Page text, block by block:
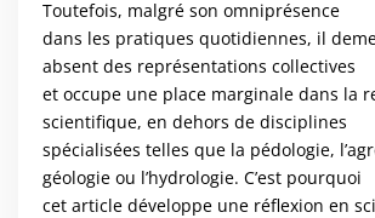
Toutefois, malgré son omniprésence
dans les pratiques quotidiennes, il
absent des représentations collectives
et occupe une place marginale dans la
scientifique, en dehors de disciplines
spécialisées telles que la pédologie,
géologie ou l’hydrologie. C’est pourquoi
cet article développe une réflexion en